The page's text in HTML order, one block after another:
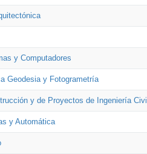
y Computadores
Geodesia y Fotogrametría
y de Proyectos de Ingeniería Civil
y Automática